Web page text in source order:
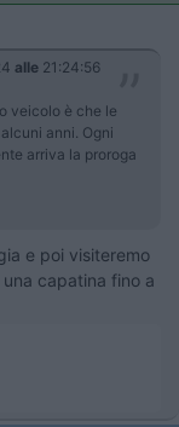
alle 21:24:56
veicolo è che le
anni. Ogni
arriva la proroga
e poi visiteremo
capatina fino a